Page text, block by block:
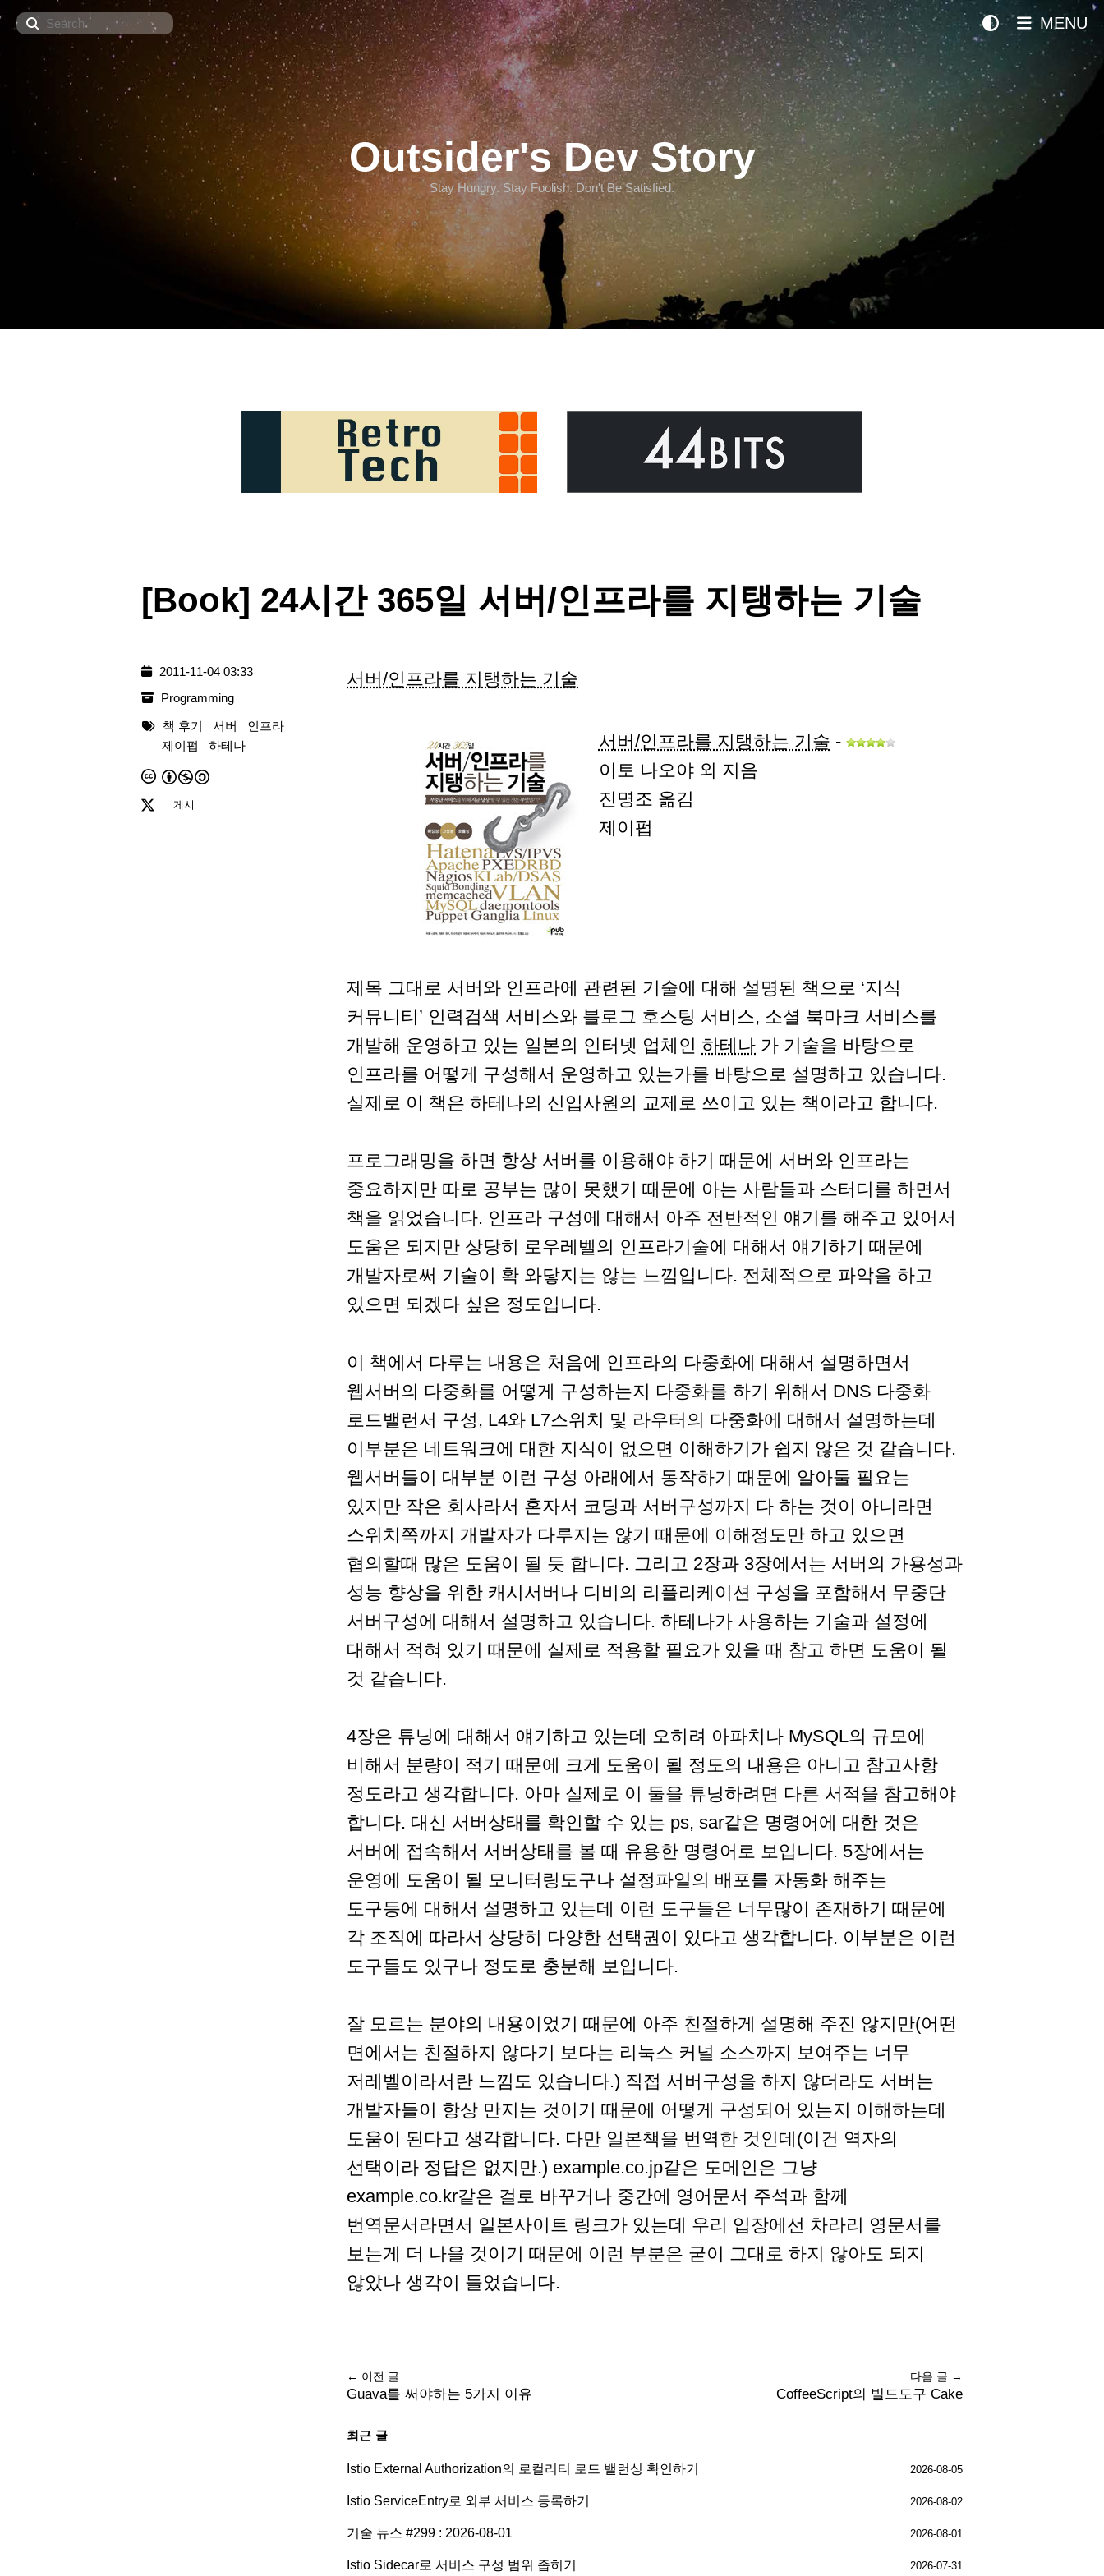
Search
Outsider's Dev Story
Stay Hungry. Stay Foolish. Don't Be Satisfied.
MENU
[Book] 24시간 365일 서버/인프라를 지탱하는 기술
서버/인프라를 지탱하는 기술
서버/인프라를 지탱하는 기술 -
이토 나오야 외 지음
진명조 옮김
제이펍
제목 그대로 서버와 인프라에 관련된 기술에 대해 설명된 책으로 ‘지식
커뮤니티’ 인력검색 서비스와 블로그 호스팅 서비스, 소셜 북마크 서비스를
개발해 운영하고 있는 일본의 인터넷 업체인 하테나 가 기술을 바탕으로
인프라를 어떻게 구성해서 운영하고 있는가를 바탕으로 설명하고 있습니다.
실제로 이 책은 하테나의 신입사원의 교제로 쓰이고 있는 책이라고 합니다.
프로그래밍을 하면 항상 서버를 이용해야 하기 때문에 서버와 인프라는
중요하지만 따로 공부는 많이 못했기 때문에 아는 사람들과 스터디를 하면서
책을 읽었습니다. 인프라 구성에 대해서 아주 전반적인 얘기를 해주고 있어서
도움은 되지만 상당히 로우레벨의 인프라기술에 대해서 얘기하기 때문에
개발자로써 기술이 확 와닿지는 않는 느낌입니다. 전체적으로 파악을 하고
있으면 되겠다 싶은 정도입니다.
이 책에서 다루는 내용은 처음에 인프라의 다중화에 대해서 설명하면서
웹서버의 다중화를 어떻게 구성하는지 다중화를 하기 위해서 DNS 다중화
로드밸런서 구성, L4와 L7스위치 및 라우터의 다중화에 대해서 설명하는데
이부분은 네트워크에 대한 지식이 없으면 이해하기가 쉽지 않은 것 같습니다.
웹서버들이 대부분 이런 구성 아래에서 동작하기 때문에 알아둘 필요는
있지만 작은 회사라서 혼자서 코딩과 서버구성까지 다 하는 것이 아니라면
스위치쪽까지 개발자가 다루지는 않기 때문에 이해정도만 하고 있으면
협의할때 많은 도움이 될 듯 합니다. 그리고 2장과 3장에서는 서버의 가용성과
성능 향상을 위한 캐시서버나 디비의 리플리케이션 구성을 포함해서 무중단
서버구성에 대해서 설명하고 있습니다. 하테나가 사용하는 기술과 설정에
대해서 적혀 있기 때문에 실제로 적용할 필요가 있을 때 참고 하면 도움이 될
것 같습니다.
4장은 튜닝에 대해서 얘기하고 있는데 오히려 아파치나 MySQL의 규모에
비해서 분량이 적기 때문에 크게 도움이 될 정도의 내용은 아니고 참고사항
정도라고 생각합니다. 아마 실제로 이 둘을 튜닝하려면 다른 서적을 참고해야
합니다. 대신 서버상태를 확인할 수 있는 ps, sar같은 명령어에 대한 것은
서버에 접속해서 서버상태를 볼 때 유용한 명령어로 보입니다. 5장에서는
운영에 도움이 될 모니터링도구나 설정파일의 배포를 자동화 해주는
도구등에 대해서 설명하고 있는데 이런 도구들은 너무많이 존재하기 때문에
각 조직에 따라서 상당히 다양한 선택권이 있다고 생각합니다. 이부분은 이런
도구들도 있구나 정도로 충분해 보입니다.
잘 모르는 분야의 내용이었기 때문에 아주 친절하게 설명해 주진 않지만(어떤
면에서는 친절하지 않다기 보다는 리눅스 커널 소스까지 보여주는 너무
저레벨이라서란 느낌도 있습니다.) 직접 서버구성을 하지 않더라도 서버는
개발자들이 항상 만지는 것이기 때문에 어떻게 구성되어 있는지 이해하는데
도움이 된다고 생각합니다. 다만 일본책을 번역한 것인데(이건 역자의
선택이라 정답은 없지만.) example.co.jp같은 도메인은 그냥
example.co.kr같은 걸로 바꾸거나 중간에 영어문서 주석과 함께
번역문서라면서 일본사이트 링크가 있는데 우리 입장에선 차라리 영문서를
보는게 더 나을 것이기 때문에 이런 부분은 굳이 그대로 하지 않아도 되지
않았나 생각이 들었습니다.
2011-11-04 03:33
Programming
책 후기
서버
인프라
제이펍
하테나
게시
← 이전 글
Guava를 써야하는 5가지 이유
다음 글 →
CoffeeScript의 빌드도구 Cake
최근 글
Istio External Authorization의 로컬리티 로드 밸런싱 확인하기 2026-08-05
Istio ServiceEntry로 외부 서비스 등록하기 2026-08-02
기술 뉴스 #299 : 2026-08-01 2026-08-01
Istio Sidecar로 서비스 구성 범위 좁히기 2026-07-31